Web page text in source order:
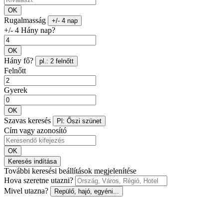
OK
Rugalmasság +/- 4 nap
+/- 4 Hány nap?
OK
Hány fő? pl.: 2 felnőtt
Felnőtt
Gyerek
OK
Szavas keresés Pl: Őszi szünet
Cím vagy azonosító
OK
Keresés indítása
További keresési beállítások megjelenítése
Hova szeretne utazni?
Mivel utazna?
Repülő, hajó, egyéni...